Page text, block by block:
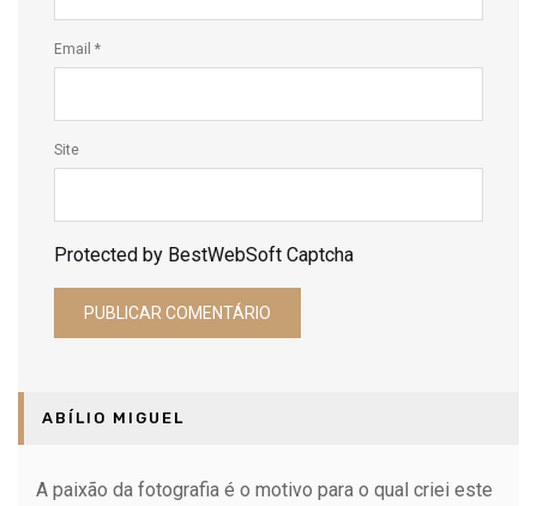
Email *
Site
Protected by BestWebSoft Captcha
ABÍLIO MIGUEL
A paixão da fotografia é o motivo para o qual criei este